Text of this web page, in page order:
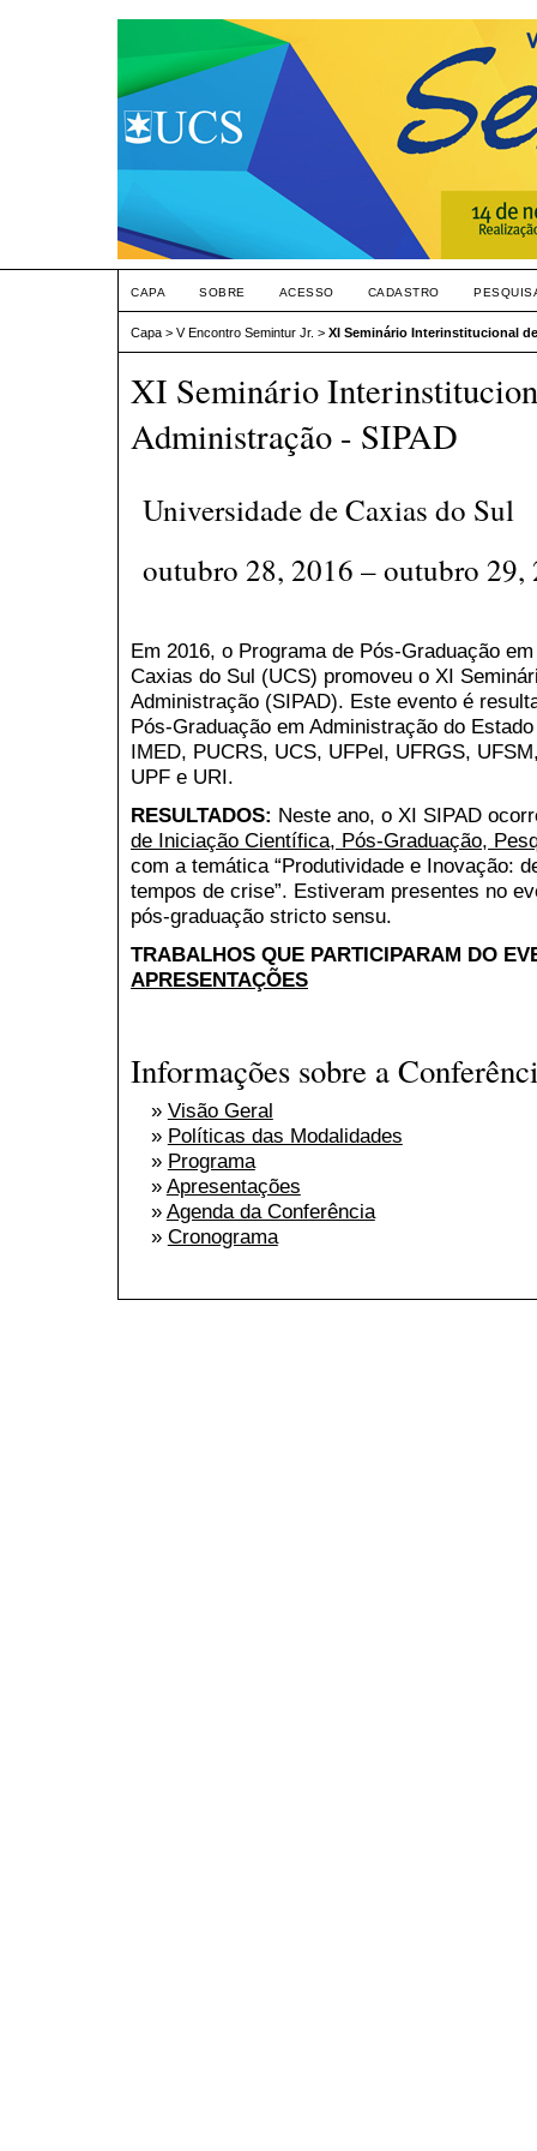
CAPA SOBRE ACESSO CADASTRO
Capa > V Encontro Semintur Jr. > XI Seminário Interinstitucional
XI Seminário
Administração - SIPAD
Universidade de Caxias do Sul
outubro 28, 2016 – outubro 29,
Em 2016, o Programa de Pós-Graduação
Caxias do Sul (UCS) promoveu o XI
Administração (SIPAD). Este evento é
Pós-Graduação em Administração do
IMED, PUCRS, UCS, UFPel, UFRGS,
UPF e URI.
RESULTADOS: Neste ano, o XI SIPAD
de Iniciação Científica, Pós-Graduação,
com a temática “Produtividade e Inovação:
tempos de crise”. Estiveram presentes no
pós-graduação stricto sensu.
TRABALHOS QUE PARTICIPARAM DO
APRESENTAÇÕES
Informações sobre a
» Visão Geral
» Políticas das Modalidades
» Programa
» Apresentações
» Agenda da Conferência
» Cronograma